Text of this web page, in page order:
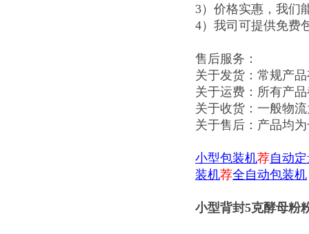
3）价格实惠，我们
4）我司可提供免费
售后服务：
关于发货：常规产
关于运费：所有产
关于收货：一般物
关于售后：产品均
小型包装机荐自动
装机荐全自动包装机
小型背封5克酵母粉